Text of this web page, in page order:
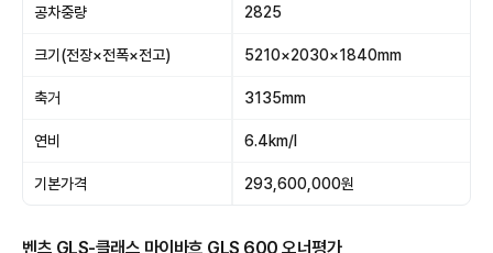
공차중량 2825
크기(전장×전폭×전고) 5210×2030×1840mm
축거 3135mm
연비 6.4km/l
기본가격 293,600,000원
벤츠 GLS-클래스 마이바흐 GLS 600 오너평가